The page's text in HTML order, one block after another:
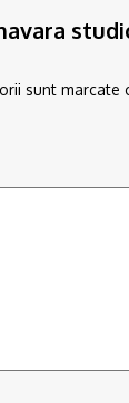
sunt marcate